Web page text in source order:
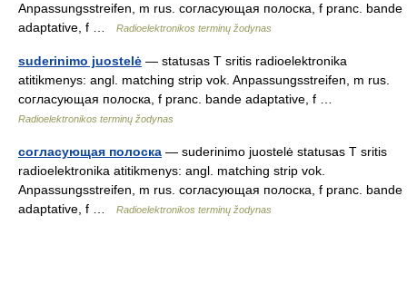
Anpassungsstreifen, m rus. согласующая полоска, f pranc. bande
adaptative, f …
Radioelektronikos terminų žodynas
suderinimo juostelė — statusas T sritis radioelektronika
atitikmenys: angl. matching strip vok. Anpassungsstreifen, m rus.
согласующая полоска, f pranc. bande adaptative, f …
Radioelektronikos terminų žodynas
согласующая полоска — suderinimo juostelė statusas T sritis
radioelektronika atitikmenys: angl. matching strip vok.
Anpassungsstreifen, m rus. согласующая полоска, f pranc. bande
adaptative, f …
Radioelektronikos terminų žodynas